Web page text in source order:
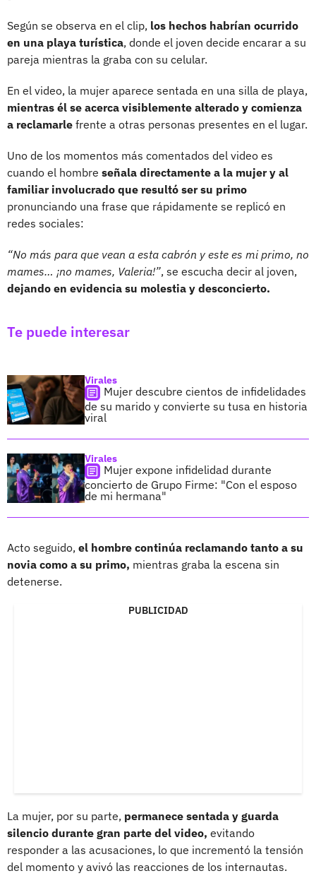
Según se observa en el clip, los hechos habrían ocurrido
en una playa turística, donde el joven decide encarar a su
pareja mientras la graba con su celular.
En el video, la mujer aparece sentada en una silla de playa,
mientras él se acerca visiblemente alterado y comienza
a reclamarle frente a otras personas presentes en el lugar.
Uno de los momentos más comentados del video es
cuando el hombre señala directamente a la mujer y al
familiar involucrado que resultó ser su primo
pronunciando una frase que rápidamente se replicó en
redes sociales:
“No más para que vean a esta cabrón y este es mi primo, no
mames… ¡no mames, Valeria!”, se escucha decir al joven,
dejando en evidencia su molestia y desconcierto.
Te puede interesar
Virales
Mujer descubre cientos de infidelidades
de su marido y convierte su tusa en historia
viral
Virales
Mujer expone infidelidad durante
concierto de Grupo Firme: "Con el esposo
de mi hermana"
Acto seguido, el hombre continúa reclamando tanto a su
novia como a su primo, mientras graba la escena sin
detenerse.
PUBLICIDAD
La mujer, por su parte, permanece sentada y guarda
silencio durante gran parte del video, evitando
responder a las acusaciones, lo que incrementó la tensión
del momento y avivó las reacciones de los internautas.